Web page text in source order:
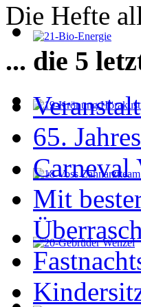
Die Hefte
... die 5
65.
Carneval
Mit